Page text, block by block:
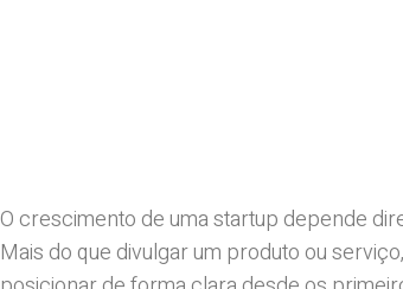
O crescimento de uma startup depende
Mais do que divulgar um produto ou